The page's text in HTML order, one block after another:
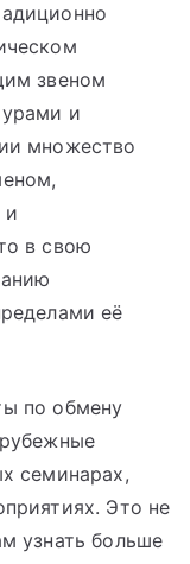
звеном
и
множество
и
в свою
её
по обмену
семинарах,
Это не
узнать больше